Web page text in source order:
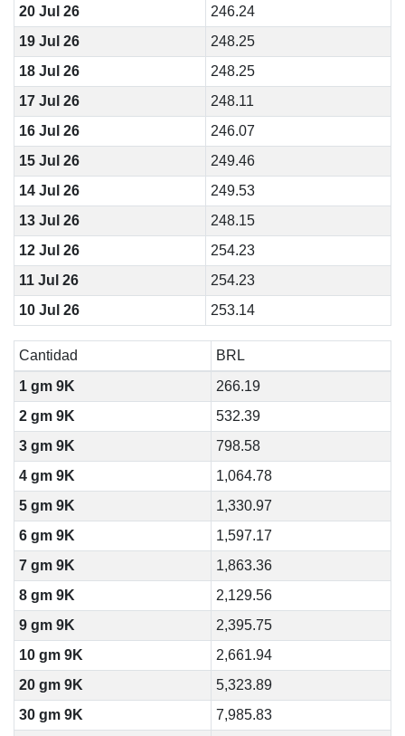
20 Jul 26
246.24
19 Jul 26
248.25
18 Jul 26
248.25
17 Jul 26
248.11
16 Jul 26
246.07
15 Jul 26
249.46
14 Jul 26
249.53
13 Jul 26
248.15
12 Jul 26
254.23
11 Jul 26
254.23
10 Jul 26
253.14
Cantidad
BRL
1 gm 9K
266.19
2 gm 9K
532.39
3 gm 9K
798.58
4 gm 9K
1,064.78
5 gm 9K
1,330.97
6 gm 9K
1,597.17
7 gm 9K
1,863.36
8 gm 9K
2,129.56
9 gm 9K
2,395.75
10 gm 9K
2,661.94
20 gm 9K
5,323.89
30 gm 9K
7,985.83